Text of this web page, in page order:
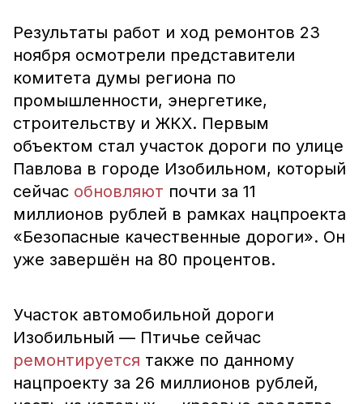
Результаты работ и ход ремонтов 23
ноября осмотрели представители
комитета думы региона по
промышленности, энергетике,
строительству и ЖКХ. Первым
объектом стал участок дороги по улице
Павлова в городе Изобильном, который
сейчас обновляют почти за 11
миллионов рублей в рамках нацпроекта
«Безопасные качественные дороги». Он
уже завершён на 80 процентов.
Участок автомобильной дороги
Изобильный — Птичье сейчас
ремонтируется также по данному
нацпроекту за 26 миллионов рублей,